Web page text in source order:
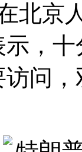
北京
，
问